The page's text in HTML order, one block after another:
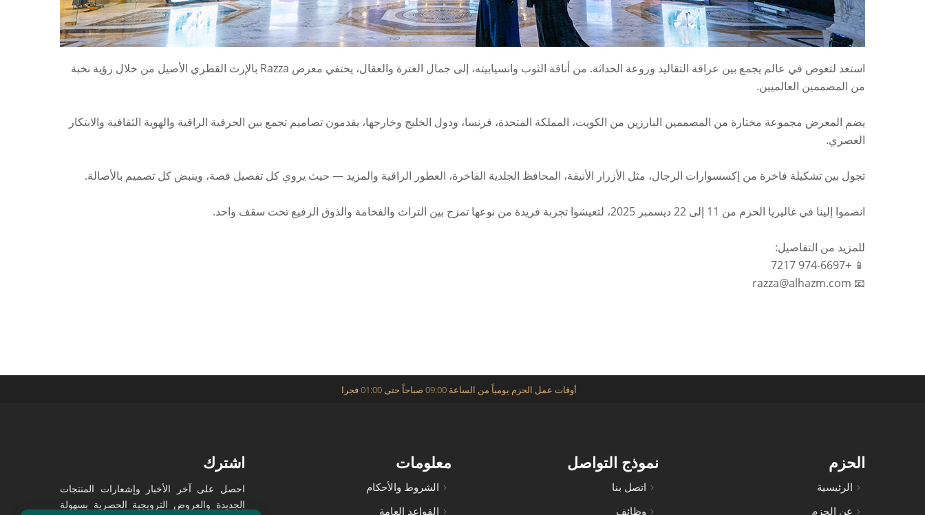
استعد لتغوص في عالم يجمع بين عراقة التقاليد وروعة الحداثة. من أناقة الثوب وانسيابيته، إلى جمال الغترة والعقال، يحتفي معرض Razza بالإرث القطري الأصيل من خلال رؤية نخبة
من المصممين العالميين.
يضم المعرض مجموعة مختارة من المصممين البارزين من الكويت، المملكة المتحدة، فرنسا، ودول الخليج وخارجها، يقدمون تصاميم تجمع بين الحرفية الراقية والهوية الثقافية والابتكار
العصري.
تجول بين تشكيلة فاخرة من إكسسوارات الرجال، مثل الأزرار الأنيقة، المحافظ الجلدية الفاخرة، العطور الراقية والمزيد — حيث يروي كل تفصيل قصة، وينبض كل تصميم بالأصالة.
انضموا إلينا في غاليريا الحزم من 11 إلى 22 ديسمبر 2025، لتعيشوا تجربة فريدة من نوعها تمزج بين التراث والفخامة والذوق الرفيع تحت سقف واحد.
للمزيد من التفاصيل:
📱 ‏+974-6697 7217
📧 ‏razza@alhazm.com
أوقات عمل الحزم يومياً من الساعة 09:00 صباحاً حتى 01:00 فجرا
الحزم
الرئيسية
عن الحزم
نموذج التواصل
اتصل بنا
وظائف
معلومات
الشروط والأحكام
القواعد العامة
اشترك
احصل على آخر الأخبار وإشعارات المنتجات
الجديدة والعروض الترويجية الحصرية بسهولة